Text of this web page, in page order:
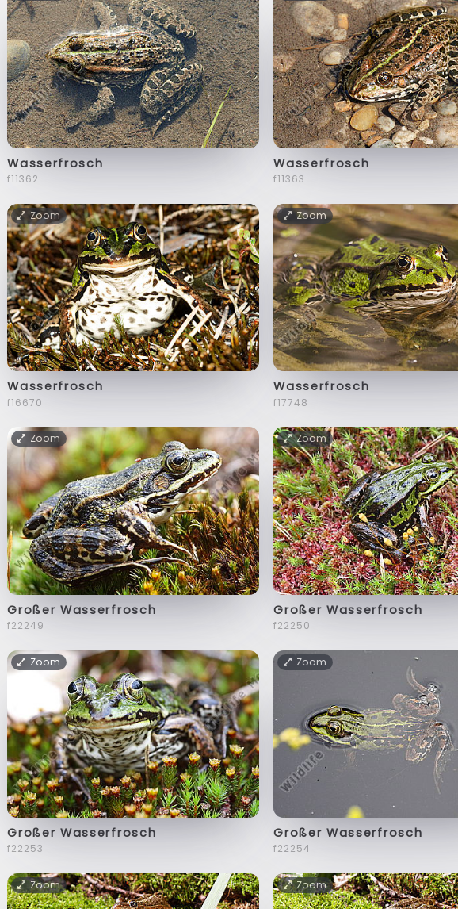
Wasserfrosch
f11362
Wasserfrosch
f11363
Zoom
Wasserfrosch
f16670
Zoom
Wasserfrosch
f17748
Zoom
Großer Wasserfrosch
f22249
Zoom
Großer Wasserfrosch
f22250
Zoom
Großer Wasserfrosch
f22253
Zoom
Großer Wasserfrosch
f22254
Zoom Zoom